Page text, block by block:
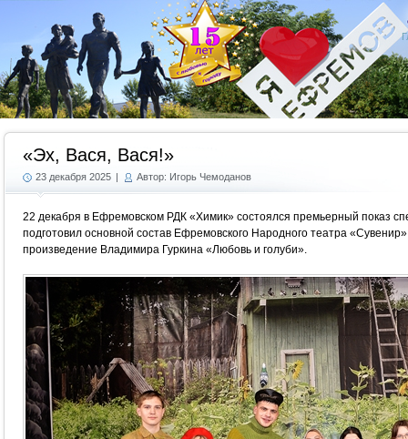
«Эх, Вася, Вася!»
23 декабря 2025 | Автор: Игорь Чемоданов
22 декабря в Ефремовском РДК «Химик» состоялся премьерный показ
подготовил основной состав Ефремовского Народного театра
произведение Владимира Гуркина «Любовь и голуби».